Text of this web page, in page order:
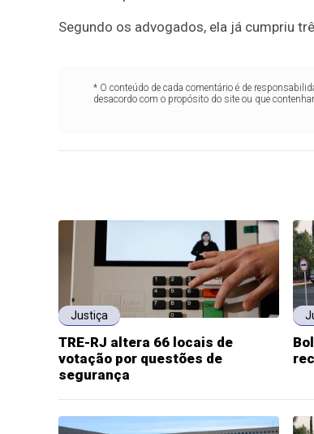
Segundo os advogados, ela já cumpriu
* O conteúdo de cada comentário é de
desacordo com o propósito do site ou que
Justiça
TRE-RJ altera 66 locais de
votação por questões de
segurança